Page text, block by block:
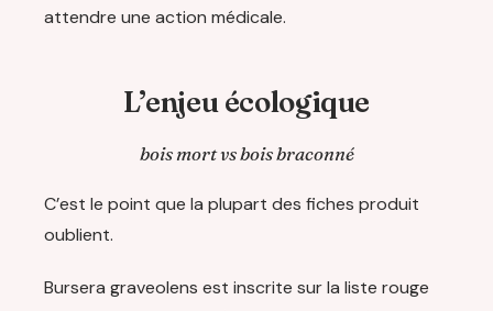
attendre une action médicale.
L’enjeu écologique
bois mort vs bois braconné
C’est le point que la plupart des fiches produit
oublient.
Bursera graveolens est inscrite sur la liste rouge